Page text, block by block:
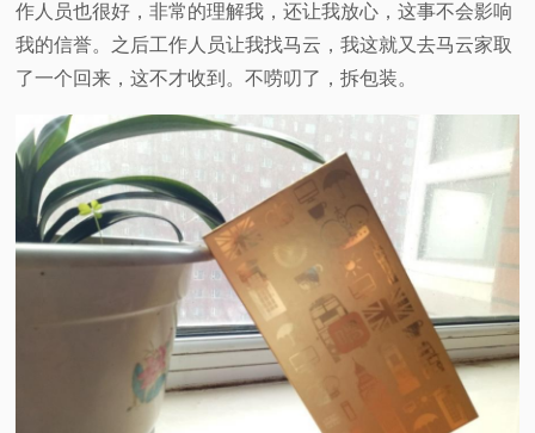
视
频
科
体
作人员也很好，非常的理解我，还让我放心，这事不会影响
我的信誉。之后工作人员让我找马云，我这就又去马云家取
了一个回来，这不才收到。不唠叨了，拆包装。